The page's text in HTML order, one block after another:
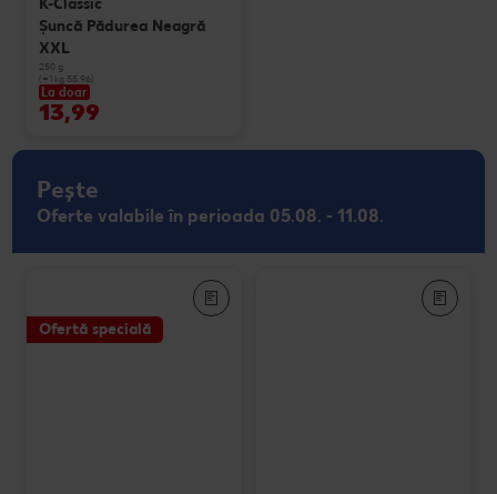
Şuncă Pădurea Neagră
XXL
250 g
(=1 kg 55.96)
La doar
13,99
Pește
Oferte valabile în perioada 05.08. - 11.08.
Ofertă specială